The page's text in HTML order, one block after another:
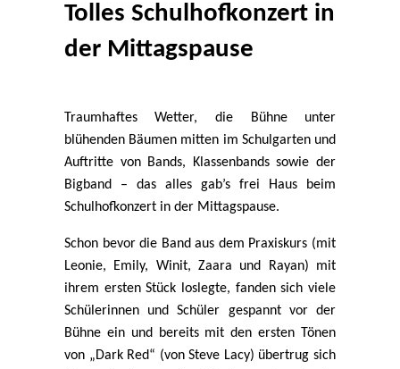
Tolles Schulhofkonzert in
der Mittagspause
Traumhaftes Wetter, die Bühne unter
blühenden Bäumen mitten im Schulgarten und
Auftritte von Bands, Klassenbands sowie der
Bigband – das alles gab’s frei Haus beim
Schulhofkonzert in der Mittagspause.
Schon bevor die Band aus dem Praxiskurs (mit
Leonie, Emily, Winit, Zaara und Rayan) mit
ihrem ersten Stück loslegte, fanden sich viele
Schülerinnen und Schüler gespannt vor der
Bühne ein und bereits mit den ersten Tönen
von „Dark Red“ (von Steve Lacy) übertrug sich